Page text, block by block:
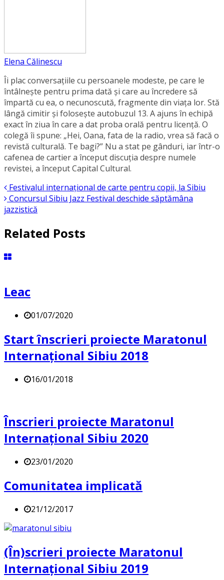
Elena Călinescu
Îi plac conversaţiile cu persoanele modeste, pe care le
întâlneşte pentru prima dată şi care au încredere să
împartă cu ea, o necunoscută, fragmente din viaţa lor. Stă
lângă cimitir și foloseşte autobuzul 13. A ajuns în echipă
exact în ziua în care a dat proba orală pentru licență. O
colegă îi spune: „Hei, Oana, fata de la radio, vrea să facă o
revistă culturală. Te bagi?” Nu a stat pe gânduri, iar într-o
cafenea de cartier a început discuția despre numele
revistei, a început Capital Cultural.
Festivalul internaţional de carte pentru copii, la Sibiu
Concursul Sibiu Jazz Festival deschide săptămâna
jazzistică
Related Posts
Leac
01/07/2020
Start înscrieri proiecte Maratonul
Internațional Sibiu 2018
16/01/2018
Înscrieri proiecte Maratonul
Internațional Sibiu 2020
23/01/2020
Comunitatea implicată
21/12/2017
(În)scrieri proiecte Maratonul
Internațional Sibiu 2019